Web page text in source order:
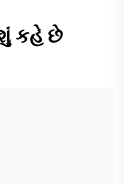
શું કહે છે